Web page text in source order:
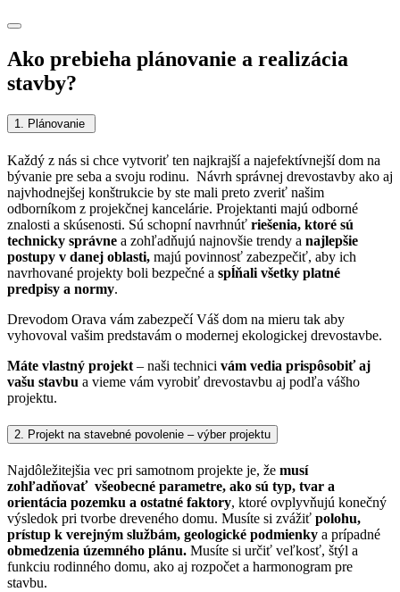
Ako prebieha plánovanie a realizácia
stavby?
1. Plánovanie
Každý z nás si chce vytvoriť ten najkrajší a najefektívnejší dom na
bývanie pre seba a svoju rodinu. Návrh správnej drevostavby ako aj
najvhodnejšej konštrukcie by ste mali preto zveriť našim
odborníkom z projekčnej kancelárie. Projektanti majú odborné
znalosti a skúsenosti. Sú schopní navrhnúť riešenia, ktoré sú
technicky správne a zohľadňujú najnovšie trendy a najlepšie
postupy v danej oblasti, majú povinnosť zabezpečiť, aby ich
navrhované projekty boli bezpečné a spĺňali všetky platné
predpisy a normy.
Drevodom Orava vám zabezpečí Váš dom na mieru tak aby
vyhovoval vašim predstavám o modernej ekologickej drevostavbe.
Máte vlastný projekt – naši technici vám vedia prispôsobiť aj
vašu stavbu a vieme vám vyrobiť drevostavbu aj podľa vášho
projektu.
2. Projekt na stavebné povolenie – výber projektu
Najdôležitejšia vec pri samotnom projekte je, že musí
zohľadňovať všeobecné parametre, ako sú typ, tvar a
orientácia pozemku a ostatné faktory, ktoré ovplyvňujú konečný
výsledok pri tvorbe dreveného domu. Musíte si zvážiť polohu,
prístup k verejným službám, geologické podmienky a prípadné
obmedzenia územného plánu. Musíte si určiť veľkosť, štýl a
funkciu rodinného domu, ako aj rozpočet a harmonogram pre
stavbu.